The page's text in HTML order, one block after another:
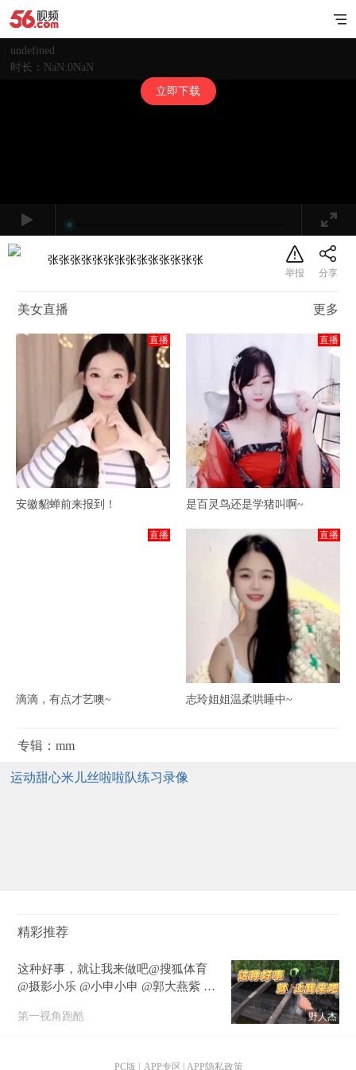
undefined
时长：NaN:0NaN
立即下载
张张张张张张张张张张张张张张
美女直播 更多
直播
安徽貂蝉前来报到！
直播
是百灵鸟还是学猪叫啊~
直播
滴滴，有点才艺噢~
直播
志玲姐姐温柔哄睡中~
运动甜心米儿丝啦啦队练习录像
精彩推荐
这种好事，就让我来做吧@搜狐体育
@摄影小乐 @小申小申 @郭大燕紫 @
第一视角跑酷 野人杰
PC版 | APP专区 | APP隐私政策